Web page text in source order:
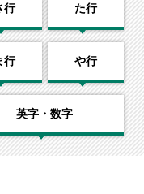
行 た行
行 や行
英字・数字